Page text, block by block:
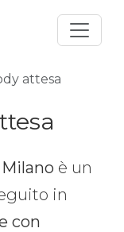
attesa
è un
in
con